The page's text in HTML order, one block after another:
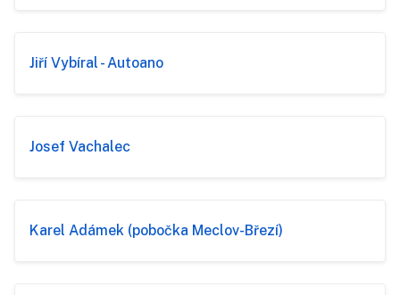
Jiří Vybíral - Autoano
Josef Vachalec
Karel Adámek (pobočka Meclov-Březí)